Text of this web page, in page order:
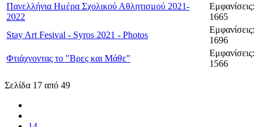
Πανελλήνια Ημέρα Σχολικού Αθλητισμού 2021-
2022
Εμφανίσεις:
1665
Stay Art Fesival - Syros 2021 - Photos
Εμφανίσεις:
1696
Φτιάχνοντας το "Βρες και Μάθε"
Εμφανίσεις:
1566
Σελίδα 17 από 49